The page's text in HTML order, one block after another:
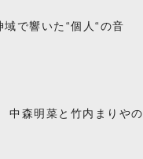
で響いた“個人“の音
中森明菜と竹内まりやの